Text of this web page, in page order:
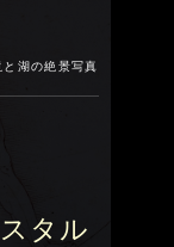
湖の絶景写真
タル